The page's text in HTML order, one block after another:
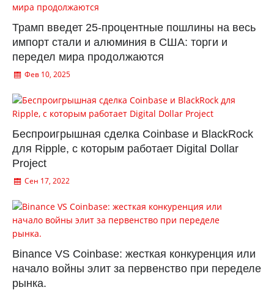
Трамп введет 25-процентные пошлины на весь
импорт стали и алюминия в США: торги и
передел мира продолжаются
Фев 10, 2025
Беспроигрышная сделка Coinbase и BlackRock
для Ripple, с которым работает Digital Dollar
Project
Сен 17, 2022
Binance VS Coinbase: жесткая конкуренция или
начало войны элит за первенство при переделе
рынка.